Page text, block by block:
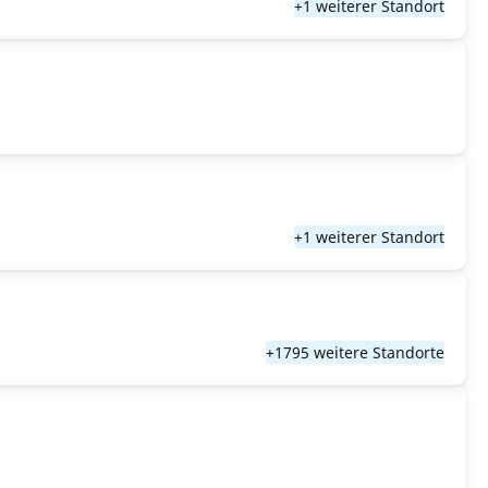
+1 weiterer Standort
+1 weiterer Standort
+1795 weitere Standorte